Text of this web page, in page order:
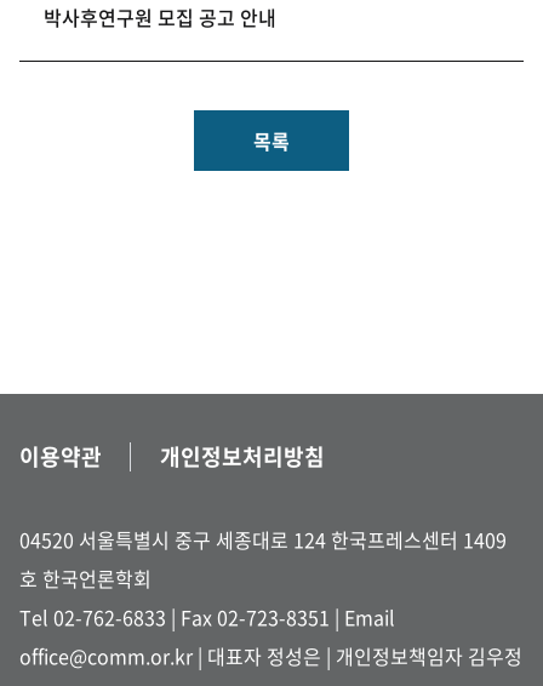
박사후연구원 모집 공고 안내
목록
이용약관 개인정보처리방침
04520 서울특별시 중구 세종대로 124 한국프레스센터 1409
호 한국언론학회
Tel 02-762-6833 | Fax 02-723-8351 | Email
office@comm.or.kr | 대표자 정성은 | 개인정보책임자 김우정